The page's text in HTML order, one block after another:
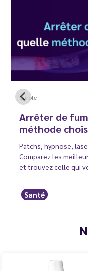
Carole
Arrêter de
méthode
Patchs, hypnose,
Comparez les
et trouvez celle qui
Santé